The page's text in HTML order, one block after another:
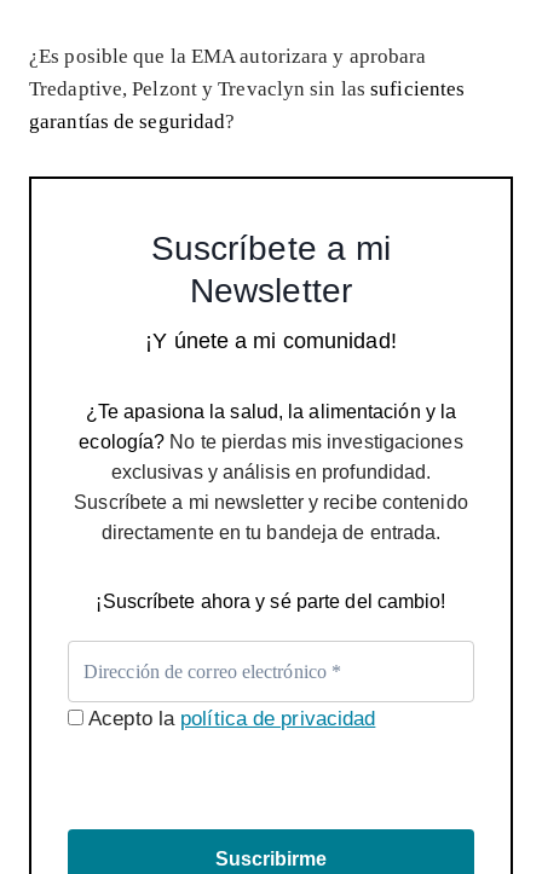
¿Es posible que la EMA autorizara y aprobara
Tredaptive, Pelzont y Trevaclyn sin lassuficientes
garantías de seguridad?
Suscríbete a mi
Newsletter
¡Y únete a mi comunidad!
¿Te apasiona la salud, la alimentación y la
ecología? No te pierdas mis investigaciones
exclusivas y análisis en profundidad.
Suscríbete a mi newsletter y recibe contenido
directamente en tu bandeja de entrada.
¡Suscríbete ahora y sé parte del cambio!
Acepto la política de privacidad
Suscribirme